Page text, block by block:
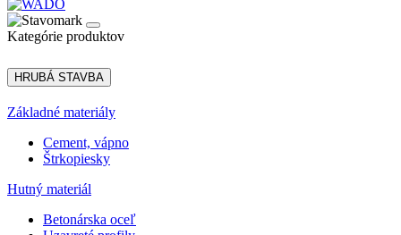
Kategórie produktov
HRUBÁ STAVBA
Základné materiály
Cement, vápno
Štrkopiesky
Hutný materiál
Betonárska oceľ